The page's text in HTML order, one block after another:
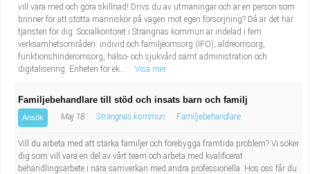
vill vara med och göra skillnad! Drivs du av utmaningar och är en person som
brinner för att stötta människor på vägen mot egen försörjning? Då är det här
tjänsten för dig. Socialkontoret i Strängnäs kommun är indelad i fem
verksamhetsområden: individ och familjeomsorg (IFO), äldreomsorg,
funktionshinderomsorg, hälso- och sjukvård samt administration och
digitalisering. Enheten för ek...
Visa mer
Familjebehandlare till stöd och insats barn och familj
Ansök Maj 18 Strängnäs kommun Familjebehandlare
Vill du arbeta med att stärka familjer och förebygga framtida problem? Vi söker
dig som vill vara en del av vårt team och arbeta med kvalificerat
behandlingsarbete i nära samverkan med andra professionella. Hos oss får du